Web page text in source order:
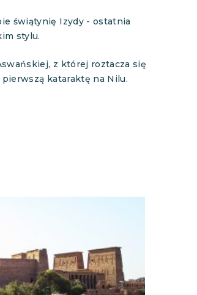
świątynię Izydy - ostatnia
stylu.
z której roztacza się
kataraktę na Nilu.